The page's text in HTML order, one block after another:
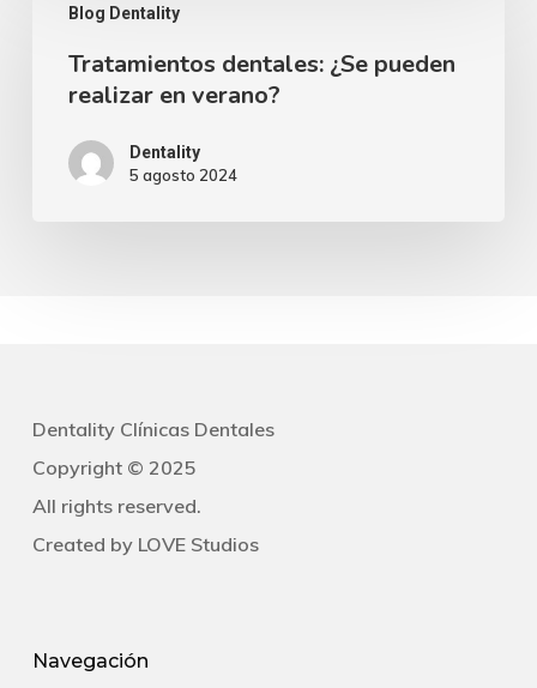
COLEBlog Dentality
dentales:
pueden
realizar
Tratamientos dentales: ¿Se pueden
realizar en verano?
Dentality
5 agosto 2024
Dentality Clínicas Dentales
Copyright © 2025
All rights reserved.
Created by LOVE Studios
Navegación